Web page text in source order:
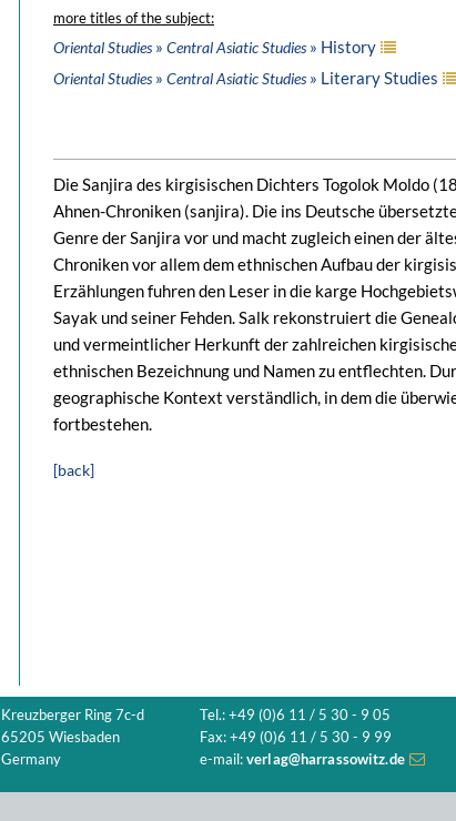
more titles of the subject:
Oriental Studies» Central Asiatic Studies» History
Oriental Studies» Central Asiatic Studies» Literary Studies
Die Sanjira des kirgisischen Dichters Togolok Moldo
Ahnen-Chroniken (sanjira). Die ins Deutsche
Genre der Sanjira vor und macht zugleich einen der
Chroniken vor allem dem ethnischen Aufbau der
Erzählungen fuhren den Leser in die karge
Sayak und seiner Fehden. Salk rekonstruiert die
und vermeintlicher Herkunft der zahlreichen
ethnischen Bezeichnung und Namen zu entflechten.
geographische Kontext verständlich, in dem die
fortbestehen.
[back]
Kreuzberger Ring 7c-d
65205 Wiesbaden
Germany
Tel.: +49 (0)6 11 / 5 30 - 9 05
Fax: +49 (0)6 11 / 5 30 - 9 99
e-mail: verlag@harrassowitz.de